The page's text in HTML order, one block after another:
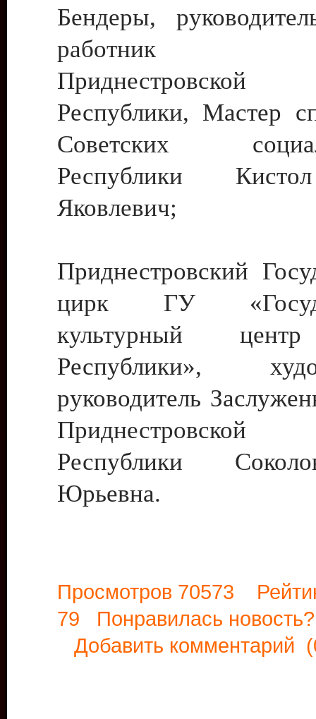
Бендеры,
работник
Приднестровской
Республики, Мастер
Советских
Республики
Яковлевич;
Приднестровский
цирк ГУ
культурный
Республики»,
руководитель
Приднестровской
Республики
Юрьевна.
Просмотров 70573
79 Понравилась
Добавить комментарий